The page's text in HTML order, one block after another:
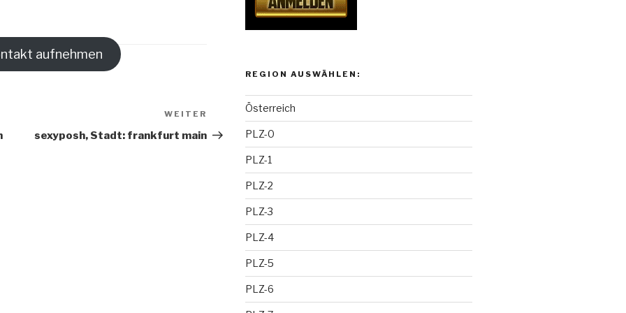
aufnehmen
Nächster
Beitrag
WEITER
sexyposh, Stadt: frankfurt main
REGION AUSWÄHLEN:
Österreich
PLZ-0
PLZ-1
PLZ-2
PLZ-3
PLZ-4
PLZ-5
PLZ-6